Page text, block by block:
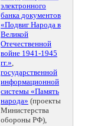
электронного
банка документов
«Подвиг Народа в
Великой
Отечественной
войне 1941-1945
гг.»,
государственной
информационной
системы «Память
народа» (проекты
Министерства
обороны РФ),